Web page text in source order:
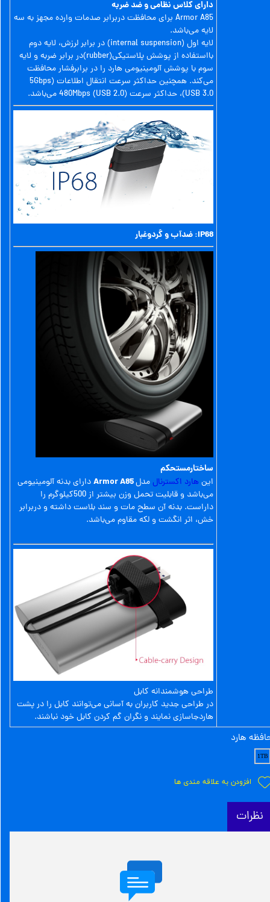
دارای کلاس نظامی و ضد ضربه
Armor A85 برای محافظت دربرابر صدمات وارده مجهز به سه
لایه می‌باشد.
لایه اول (internal suspension) در برابر لرزش، لایه دوم
بااستفاده از پوشش پلاستیکی(rubber)در برابر ضربه و لایه
سوم با پوشش آلومینیومی هارد را در برابرفشار محافظت
می‌کند. همچنین حداکثر سرعت انتقال اطلاعات (5Gbps
(USB 3.0، حداکثر سرعت (480Mbps (USB 2.0 می‌باشد.
IP68: ضدآب و گردوغبار
ساختارمستحکم
این هارد اکسترنالمدلArmor A85
دارای بدنه آلومینیومی
می‌باشد و قابلیت تحمل وزن بیشتر از 500کیلوگرم را
داراست. بدنه آن سطح مات و سند بلاست داشته و دربرابر
خش، اثر انگشت و لکه مقاوم می‌باشد.
طراحی هوشمندانه کابل
در طراحی جدید کاربران به آسانی می‌توانند کابل را در پشت
هاردجاسازی نمایند و نگران گم کردن کابل خود نباشند.
هارد
1TB
افزودن به علاقه مندی ها
نظرات